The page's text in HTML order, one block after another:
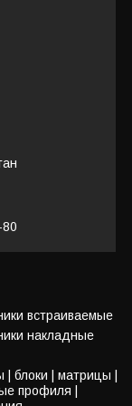
встраиваемые
накладные
блоки | матрицы |
профиля |